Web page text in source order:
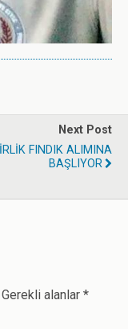
Next Post
FINDIK ALIMINA
BAŞLIYOR
Gerekli alanlar *